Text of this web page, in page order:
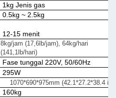
1kg Jenis gas
0.5kg ~ 2.5kg
12-15 menit
8kg/jam (17,6lb/jam), 64kg/hari
(141,1lb/hari)
Fase tunggal 220V, 50/60Hz
295W
1070*690*975mm (42.1*27.2*38.4 in)
160kg